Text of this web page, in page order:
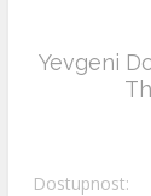
Yevgeni
Dostupnost: